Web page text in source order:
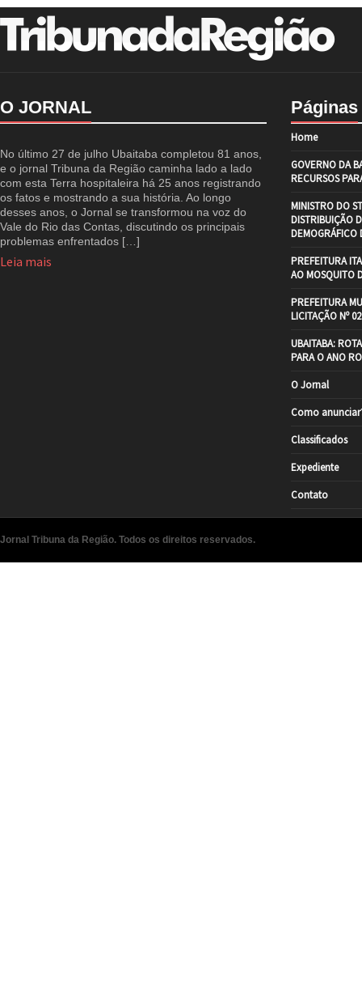
O JORNAL
No último 27 de julho Ubaitaba completou 81 anos,
e o jornal Tribuna da Região caminha lado a lado
com esta Terra hospitaleira há 25 anos registrando
os fatos e mostrando a sua história. Ao longo
desses anos, o Jornal se transformou na voz do
Vale do Rio das Contas, discutindo os principais
problemas enfrentados […]
Leia mais
Páginas
Home
GOVERNO DA
RECURSOS
MINISTRO DO
DISTRIBUIÇÃO
DEMOGRÁFICO
PREFEITURA
AO MOSQUITO
PREFEITURA
LICITAÇÃO Nº
UBAITABA:
PARA O ANO
O Jornal
Como
Classificados
Expediente
Contato
Jornal Tribuna da Região. Todos os direitos reservados.